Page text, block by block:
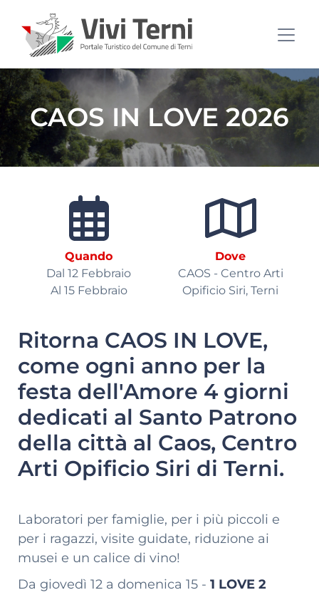
CAOS IN LOVE 2026
Quando
Dal 12 Febbraio
Al 15 Febbraio
Dove
CAOS - Centro Arti
Opificio Siri, Terni
Ritorna CAOS IN LOVE,
come ogni anno per la
festa dell'Amore 4 giorni
dedicati al Santo Patrono
della città al Caos, Centro
Arti Opificio Siri di Terni.
Laboratori per famiglie, per i più piccoli e
per i ragazzi, visite guidate, riduzione ai
musei e un calice di vino!
Da giovedì 12 a domenica 15 - 1 LOVE 2